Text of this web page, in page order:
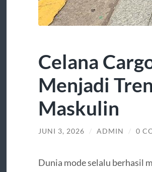
Celana
Menjadi
Maskulin
JUNI 3, 2026 / ADMIN / 0
Dunia mode selalu berhasil